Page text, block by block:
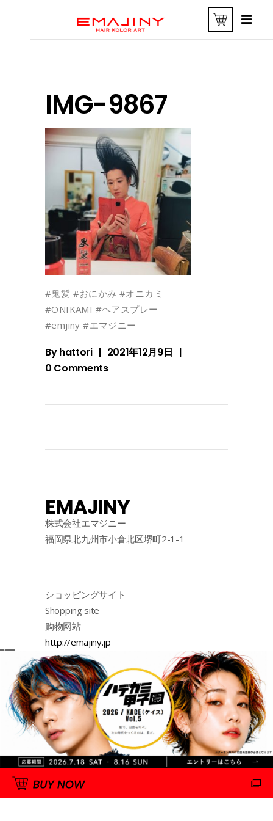
IMG-9867
#鬼髪 #おにかみ #オニカミ
#ONIKAMI #ヘアスプレー
#emjiny #エマジニー
Byhattori
2021年12月9日
0 Comments
EMAJINY
株式会社エマジニー
福岡県北九州市小倉北区堺町2-1-1
ショッピングサイト
Shopping site
购物网站
http://emajiny.jp